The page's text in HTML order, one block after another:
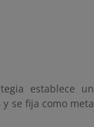
establece un
se fija como meta